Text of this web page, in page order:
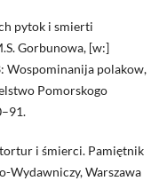
pytok i smierti
Gorbunowa, [w:]
Wospominanija polakow,
Pomorskogo
i śmierci. Pamiętnik
Wydawniczy, Warszawa